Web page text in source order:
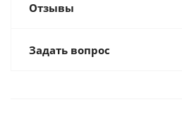
Отзывы
Задать вопрос